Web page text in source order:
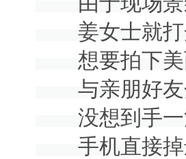
姜女士就打
想要拍下美
与亲朋好友
没想到手一
手机直接掉